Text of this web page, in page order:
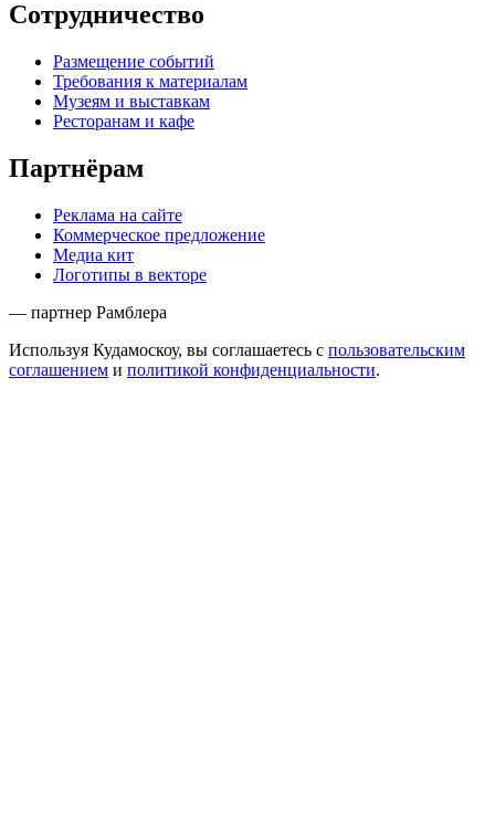
Сотрудничество
Размещение событий
Требования к материалам
Музеям и выставкам
Ресторанам и кафе
Партнёрам
Реклама на сайте
Коммерческое предложение
Медиа кит
Логотипы в векторе
— партнер Рамблера
Используя Кудамоскоу, вы соглашаетесь с пользовательским
соглашением и политикой конфиденциальности.